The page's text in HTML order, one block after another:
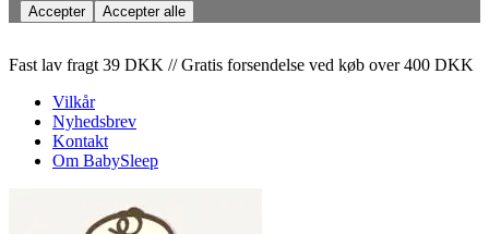
Fast lav fragt 39 DKK // Gratis forsendelse ved køb over 400 DKK
Vilkår
Nyhedsbrev
Kontakt
Om BabySleep